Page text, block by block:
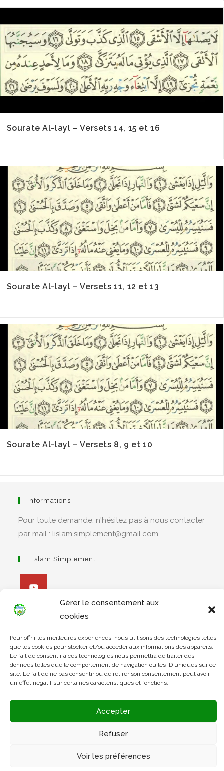
Gérer le consentement aux
cookies
Pour offrir les meilleures expériences, nous utilisons des technologies telles
que les cookies pour stocker et/ou accéder aux informations des appareils.
Le fait de consentir à ces technologies nous permettra de traiter des
données telles que le comportement de navigation ou les ID uniques sur ce
site. Le fait de ne pas consentir ou de retirer son consentement peut avoir
un effet négatif sur certaines caractéristiques et fonctions.
Accepter
Refuser
Voir les préférences
Sourate Al-layl – Versets 14, 15 et 16
Sourate Al-layl – Versets 11, 12 et 13
Sourate Al-layl – Versets 8, 9 et 10
Informations
Pour toute demande, n'hésitez pas à nous contacter
par mail : lislam.simplement@gmail.com
L’Islam Simplement
S’ouvre
nouvel
onglet
Apprendre Le Coran Simplement
S’ouvre
dansL’Arabe Simplement